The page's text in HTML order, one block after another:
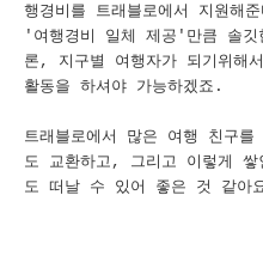
행경비를 트래블로에서 지원해
'여행경비 일체 제공'만큼 솔
론, 지구별 여행자가 되기위해
활동을 하셔야 가능하겠죠.
트래블로에서 많은 여행 친구
도 교환하고, 그리고 이렇게 쌓
도 떠날 수 있어 좋은 것 같아